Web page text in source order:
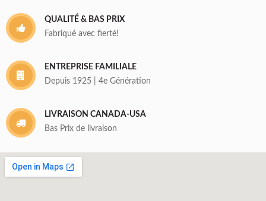
QUALITÉ & BAS PRIX
Fabriqué avec fierté!
ENTREPRISE FAMILIALE
Depuis 1925 | 4e Génération
LIVRAISON CANADA-USA
Bas Prix de livraison